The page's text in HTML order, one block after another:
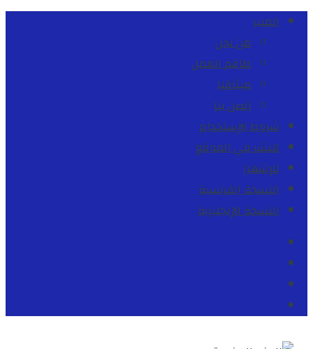
المنبر
من نحن
طاقم العمل
ميثاقنا
اتصل بنا
شروط الإستخدام
للنشر في الموقع
للإشهار
النسخة الفرنسية
النسخة الإنجليزية